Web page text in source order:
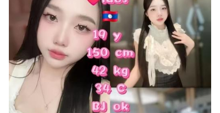
Nusa Bestari 1
Nusa Bestari 2
Nusa Bestari 3
Nusa Bestari 4
Nusa Bestara 5
搜索
提早预定包夜